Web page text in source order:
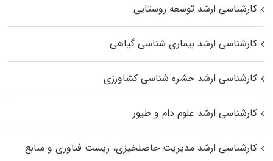
کارشناسی ارشد توسعه روستایی
کارشناسی ارشد بیماری‌ شناسی گیاهی
کارشناسی ارشد حشره‌ شناسی کشاورزی
کارشناسی ارشد علوم دام و طیور
کارشناسی ارشد مدیریت حاصلخیزی، زیست فناوری و منابع